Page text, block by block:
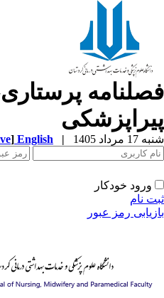
مرداد 1405 |
English
]
ورود خودکار
نام
رمز عبور